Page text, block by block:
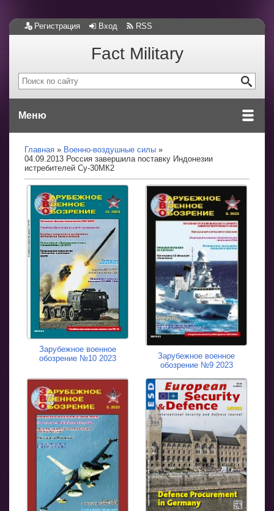
Регистрация Вход RSS
Fact Military
Меню
Главная
Военно-воздушные силы
04.09.2013 Россия завершила поставку Индонезии
истребителей Су-30МК2
Зарубежное военное
обозрение №10 2023
Зарубежное военное
обозрение №9 2023